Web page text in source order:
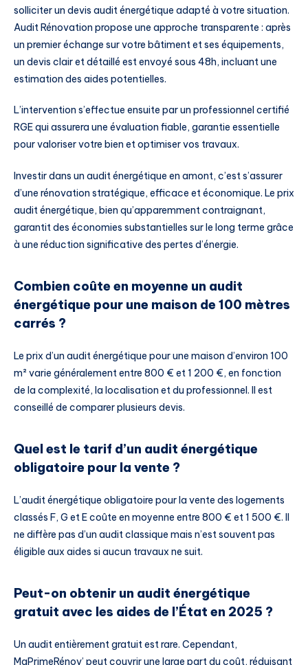
solliciter un devis audit énergétique adapté à votre situation.
Audit Rénovation propose une approche transparente : après
un premier échange sur votre bâtiment et ses équipements,
un devis clair et détaillé est envoyé sous 48h, incluant une
estimation des aides potentielles.
L’intervention s’effectue ensuite par un professionnel certifié
RGE qui assurera une évaluation fiable, garantie essentielle
pour valoriser votre bien et optimiser vos travaux.
Investir dans un audit énergétique en amont, c’est s’assurer
d’une rénovation stratégique, efficace et économique. Le prix
audit énergétique, bien qu’apparemment contraignant,
garantit des économies substantielles sur le long terme grâce
à une réduction significative des pertes d’énergie.
Combien coûte en moyenne un audit
énergétique pour une maison de 100 mètres
carrés ?
Le prix d’un audit énergétique pour une maison d’environ 100
m² varie généralement entre 800 € et 1 200 €, en fonction
de la complexité, la localisation et du professionnel. Il est
conseillé de comparer plusieurs devis.
Quel est le tarif d’un audit énergétique
obligatoire pour la vente ?
L’audit énergétique obligatoire pour la vente des logements
classés F, G et E coûte en moyenne entre 800 € et 1 500 €. Il
ne diffère pas d’un audit classique mais n’est souvent pas
éligible aux aides si aucun travaux ne suit.
Peut-on obtenir un audit énergétique
gratuit avec les aides de l’État en 2025 ?
Un audit entièrement gratuit est rare. Cependant,
MaPrimeRénov’ peut couvrir une large part du coût, réduisant